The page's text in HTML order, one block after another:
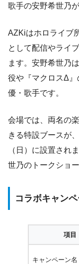
歌手の安野希世乃
AZKiはホロライブ
として配信やライ
ます。安野希世乃
役や『マクロスΔ
優・歌手です。
会場では、両名の
きる特設ブースが
（日）に設置され
世乃のトークショ
コラボキャン
項目
キャンペーン名